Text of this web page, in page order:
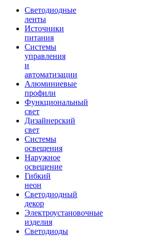
Светодиодные
ленты
Источники
питания
Системы
управления
и
автоматизации
Алюминиевые
профили
Функциональный
свет
Дизайнерский
свет
Системы
освещения
Наружное
освещение
Гибкий
неон
Светодиодный
декор
Электроустановочные
изделия
Светодиоды